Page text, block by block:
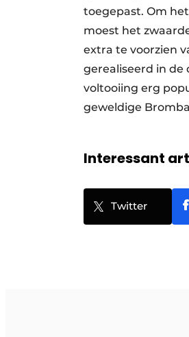
toegepast. Om
moest het
extra te voorzien
gerealiseerd in de
voltooiing erg
geweldige
Interessant
Twitter